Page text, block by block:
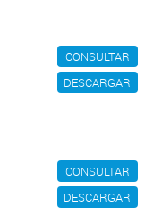
CONSULTAR
DESCARGAR
CONSULTAR
DESCARGAR